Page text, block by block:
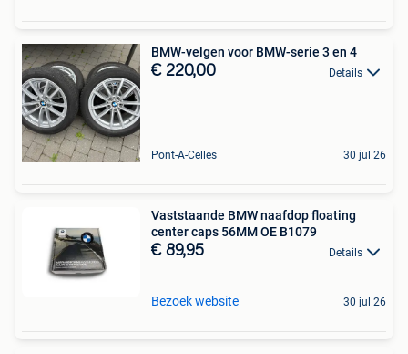
BMW-velgen voor BMW-serie 3 en 4
€ 220,00 Details
Pont-A-Celles 30 jul 26
Vaststaande BMW naafdop floating
center caps 56MM OE B1079
€ 89,95 Details
Bezoek website 30 jul 26